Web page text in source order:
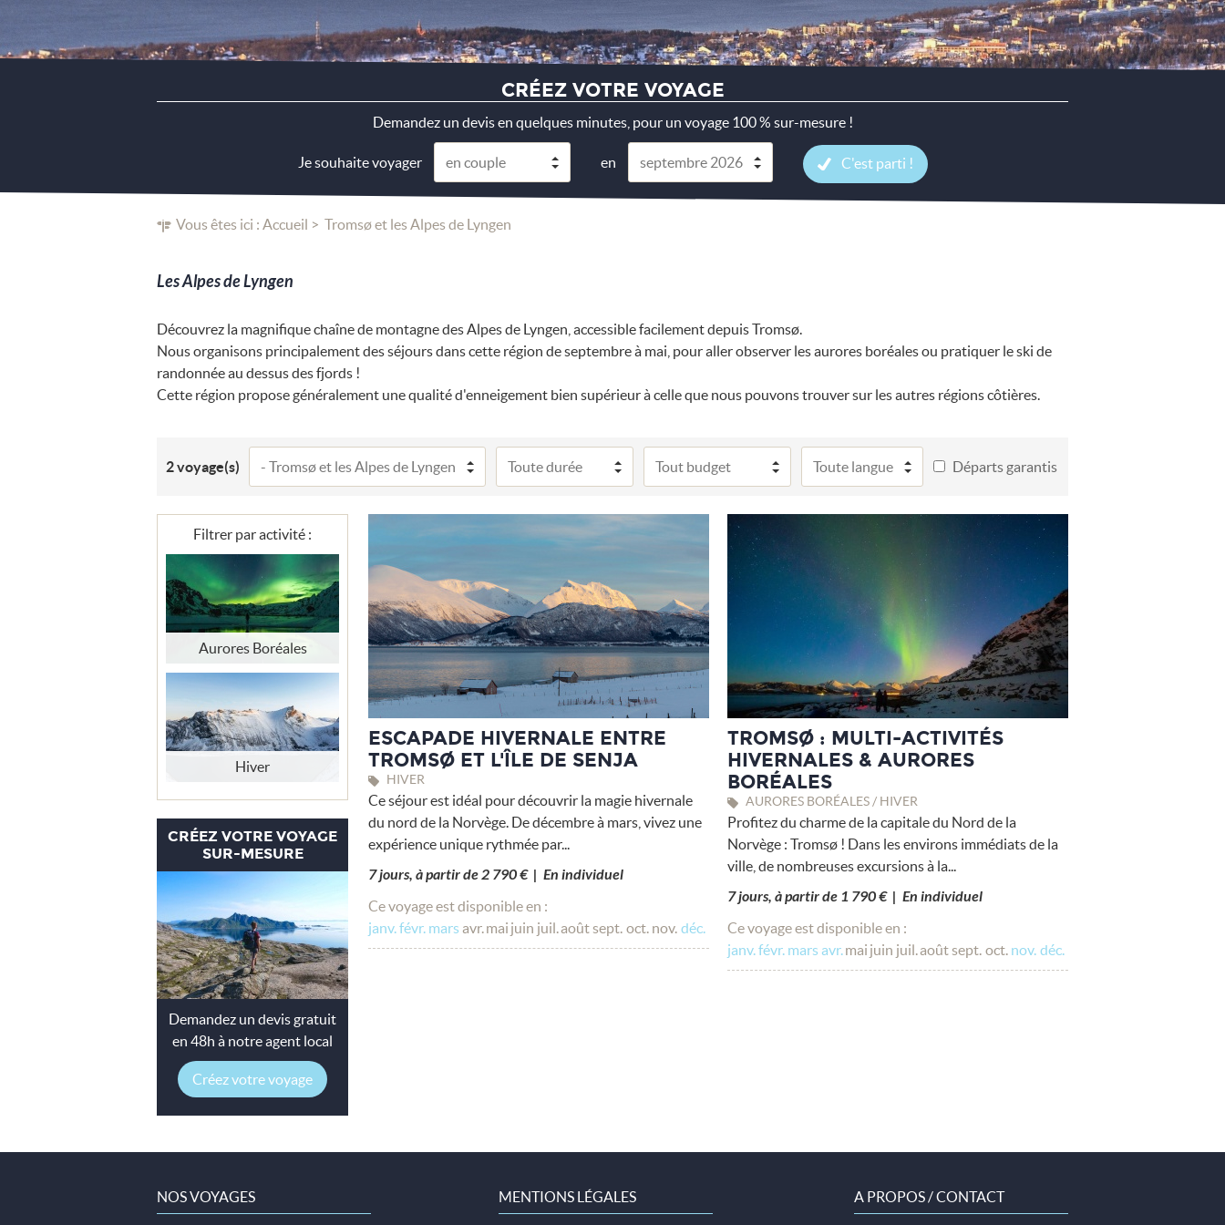
CRÉEZ VOTRE VOYAGE
Demandez un devis en quelques minutes, pour un voyage 100 % sur-mesure !
Je souhaite voyager en C'est parti !
Vous êtes ici : Accueil Tromsø et les Alpes de Lyngen
Les Alpes de Lyngen
Découvrez la magnifique chaîne de montagne des Alpes de Lyngen, accessible facilement depuis Tromsø.
Nous organisons principalement des séjours dans cette région de septembre à mai, pour aller observer les aurores boréales ou pratiquer le ski de
randonnée au dessus des fjords !
Cette région propose généralement une qualité d'enneigement bien supérieur à celle que nous pouvons trouver sur les autres régions côtières.
2voyage(s) Départs garantis
ESCAPADE HIVERNALE ENTRE
TROMSØ ET L'ÎLE DE SENJA
HIVER
Ce séjour est idéal pour découvrir la magie hivernale
du nord de la Norvège. De décembre à mars, vivez une
expérience unique rythmée par...
7 jours, à partir de 2 790 € | En individuel
Ce voyage est disponible en :
janv.févr. mars avr.mai juin juil.aoûtsept. oct. nov. déc.
TROMSØ : MULTI-ACTIVITÉS
HIVERNALES & AURORES
BORÉALES
AURORES BORÉALES / HIVER
Profitez du charme de la capitale du Nord de la
Norvège : Tromsø ! Dans les environs immédiats de la
ville, de nombreuses excursions à la...
7 jours, à partir de 1 790 € | En individuel
Ce voyage est disponible en :
janv.févr. mars avr.mai juin juil.aoûtsept. oct. nov. déc.
Filtrer par activité :
Aurores Boréales
Hiver
CRÉEZ VOTRE VOYAGE
SUR-MESURE
Demandez un devis gratuit
en 48h à notre agent local
Créez votre voyage
NOS VOYAGES MENTIONS LÉGALES A PROPOS / CONTACT